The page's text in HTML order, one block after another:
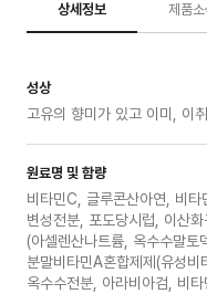
상세정보 제품소
성상
고유의 향미가 있고 이미, 이
원료명 및 함량
비타민C, 글루콘산아연, 비
변성전분, 포도당시럽, 이산
(아셀렌산나트륨, 옥수수말토
분말비타민A혼합제제(유성비
옥수수전분, 아라비아검, 비